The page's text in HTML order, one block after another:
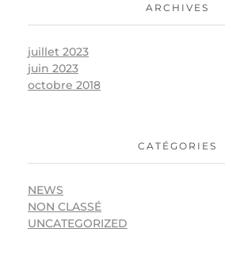
ARCHIVES
juillet 2023
juin 2023
octobre 2018
CATÉGORIES
NEWS
NON CLASSÉ
UNCATEGORIZED